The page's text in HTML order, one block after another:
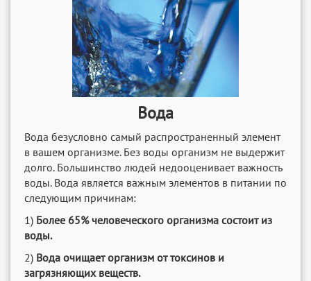
Вода
Вода безусловно самый распространенный элемент
в вашем организме. Без воды организм не выдержит
долго. Большинство людей недооценивает важность
воды. Вода является важным элементов в питании по
следующим причинам:
1) Более 65% человеческого организма состоит из
воды.
2) Вода очищает организм от токсинов и
загрязняющих веществ.